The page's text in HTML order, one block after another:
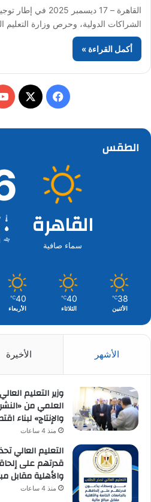
القاهرة – 17 ديسمبر
الشراكات الدولية، وحرص وزارة
أكمل القراءة »
فيسبوك
‫X
الطقس
القاهرة
سماء صافية
38º - 30º
38
℃
الأثنين
40
℃
الثلاثاء
40
℃
الأربعاء
الأشهر الأخيرة
وزير التعليم
العلمي من
والإنتاج» لبناء
منذ 4 ساعات
التعليم العالي
قدرتهم على
والأهلية مقابل
منذ 4 ساعات